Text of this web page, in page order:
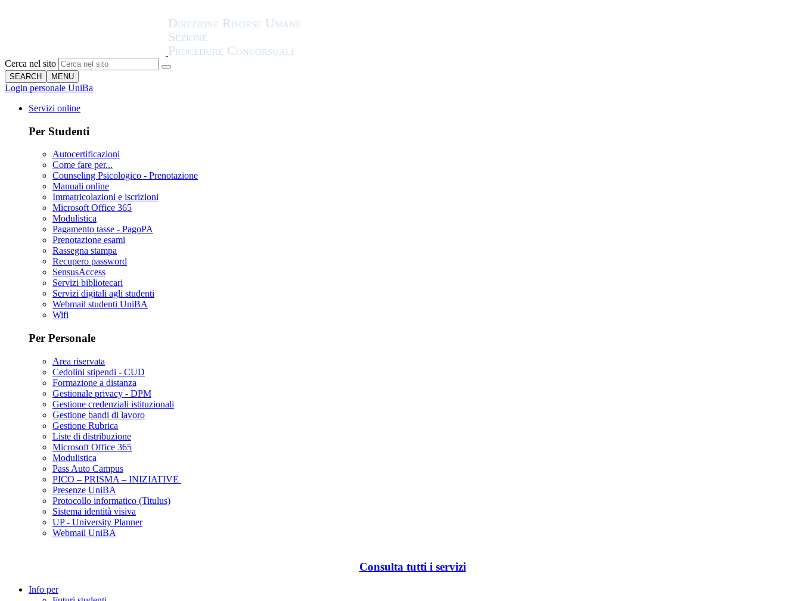
Cerca nel sito
SEARCH MENU
Login personale UniBa
Servizi online
Per Studenti
Autocertificazioni
Come fare per...
Counseling Psicologico - Prenotazione
Manuali online
Immatricolazioni e iscrizioni
Microsoft Office 365
Modulistica
Pagamento tasse - PagoPA
Prenotazione esami
Rassegna stampa
Recupero password
SensusAccess
Servizi bibliotecari
Servizi digitali agli studenti
Webmail studenti UniBA
Wifi
Per Personale
Area riservata
Cedolini stipendi - CUD
Formazione a distanza
Gestionale privacy - DPM
Gestione credenziali istituzionali
Gestione bandi di lavoro
Gestione Rubrica
Liste di distribuzione
Microsoft Office 365
Modulistica
Pass Auto Campus
PICO – PRISMA – INIZIATIVE
Presenze UniBA
Protocollo informatico (Titulus)
Sistema identità visiva
UP - University Planner
Webmail UniBA
Consulta tutti i servizi
Info per